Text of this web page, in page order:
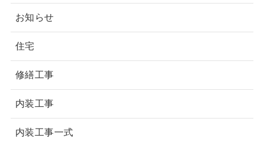
お知らせ
住宅
修繕工事
内装工事
内装工事一式